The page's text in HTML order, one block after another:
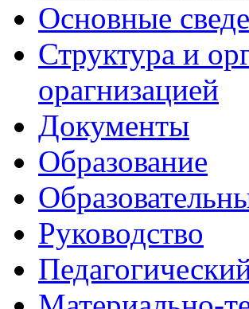
Основные
Структура и
орагнизацией
Документы
Образование
Руководство